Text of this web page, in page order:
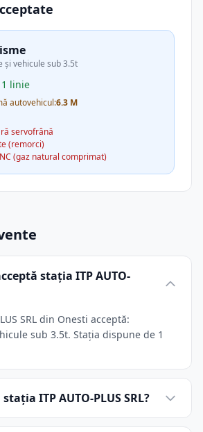
și vehicule sub 3.5t
linie
autovehicul:6.3 M
servofrână
(remorci)
(gaz natural comprimat)
stația ITP AUTO-
SRL din Onesti acceptă:
sub 3.5t. Stația dispune de 1
ITP AUTO-PLUS SRL?